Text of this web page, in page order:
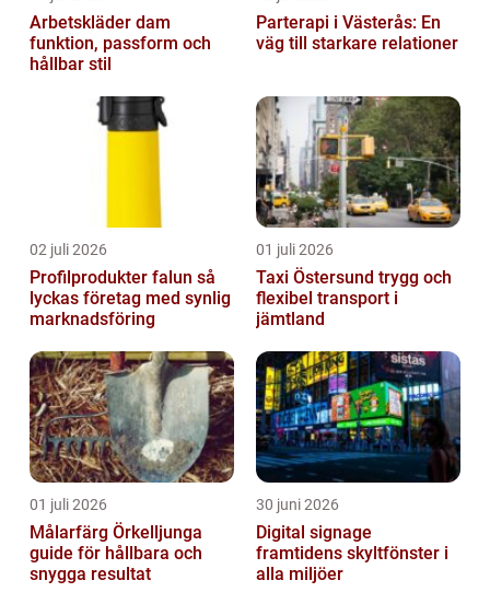
Arbetskläder dam
funktion, passform och
hållbar stil
Parterapi i Västerås: En
väg till starkare relationer
02 juli 2026
Profilprodukter falun så
lyckas företag med synlig
marknadsföring
01 juli 2026
Taxi Östersund trygg och
flexibel transport i
jämtland
01 juli 2026
Målarfärg Örkelljunga
guide för hållbara och
snygga resultat
30 juni 2026
Digital signage
framtidens skyltfönster i
alla miljöer